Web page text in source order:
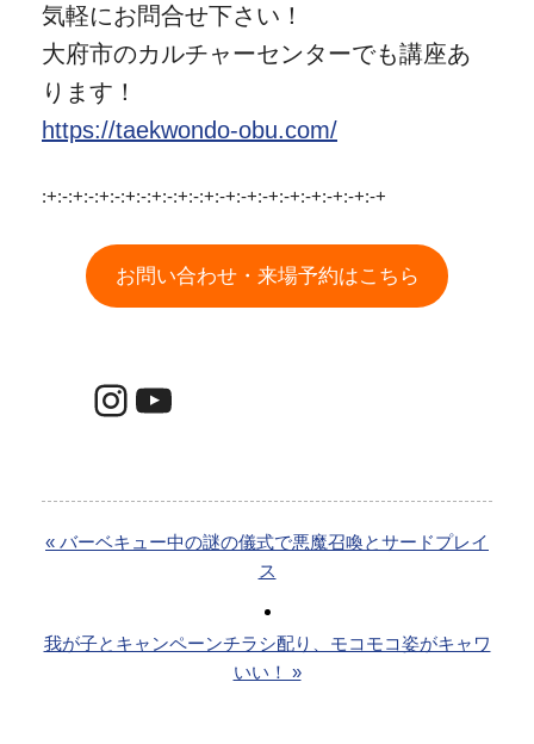
気軽にお問合せ下さい！
大府市のカルチャーセンターでも講座あ
ります！
https://taekwondo-obu.com/
:+:-:+:-:+:-:+:-:+:-:+:-:+:-+:-+:-+:-+:-+:-+:-+:-+
お問い合わせ・来場予約はこちら
Instagram
YouTube
« バーベキュー中の謎の儀式で悪魔召喚とサードプレイ
ス
我が子とキャンペーンチラシ配り、モコモコ姿がキャワ
いい！ »